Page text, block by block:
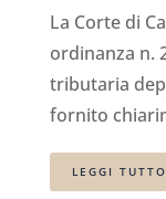
La Corte di
ordinanza n.
tributaria
fornito
LEGGI TUTTO